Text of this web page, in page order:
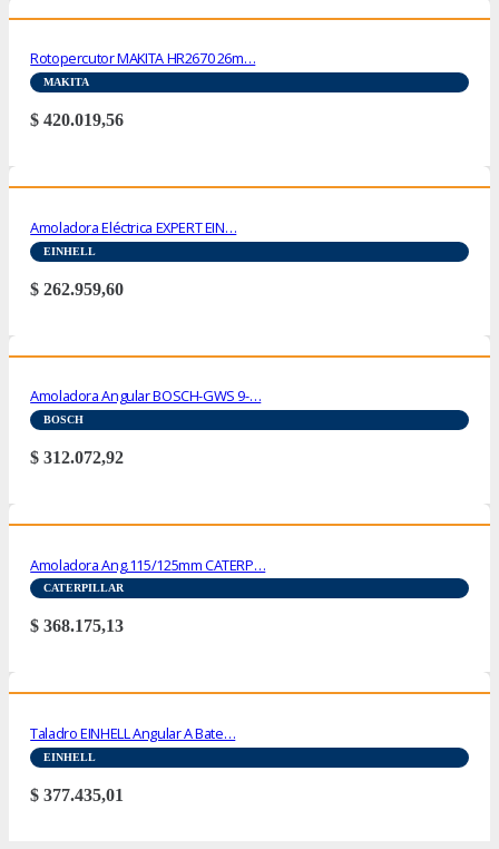
Rotopercutor MAKITA HR2670 26m…
MAKITA
$ 420.019,56
Amoladora Eléctrica EXPERT EIN…
EINHELL
$ 262.959,60
Amoladora Angular BOSCH-GWS 9-…
BOSCH
$ 312.072,92
Amoladora Ang.115/125mm CATERP…
CATERPILLAR
$ 368.175,13
Taladro EINHELL Angular A Bate…
EINHELL
$ 377.435,01